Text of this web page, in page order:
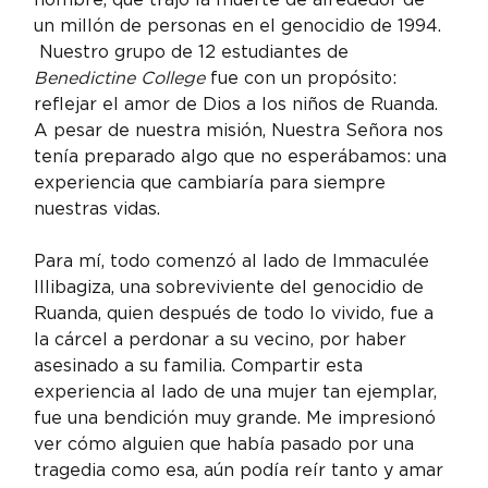
un millón de personas en el genocidio de 1994.
Nuestro grupo de 12 estudiantes de
Benedictine College fue con un propósito:
reflejar el amor de Dios a los niños de Ruanda.
A pesar de nuestra misión, Nuestra Señora nos
tenía preparado algo que no esperábamos: una
experiencia que cambiaría para siempre
nuestras vidas.
Para mí, todo comenzó al lado de Immaculée
Illibagiza, una sobreviviente del genocidio de
Ruanda, quien después de todo lo vivido, fue a
la cárcel a perdonar a su vecino, por haber
asesinado a su familia. Compartir esta
experiencia al lado de una mujer tan ejemplar,
fue una bendición muy grande. Me impresionó
ver cómo alguien que había pasado por una
tragedia como esa, aún podía reír tanto y amar